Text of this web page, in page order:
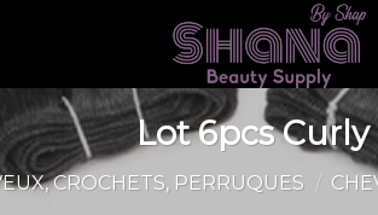
Lot 6pcs Curly
CROCHETS, PERRUQUES /